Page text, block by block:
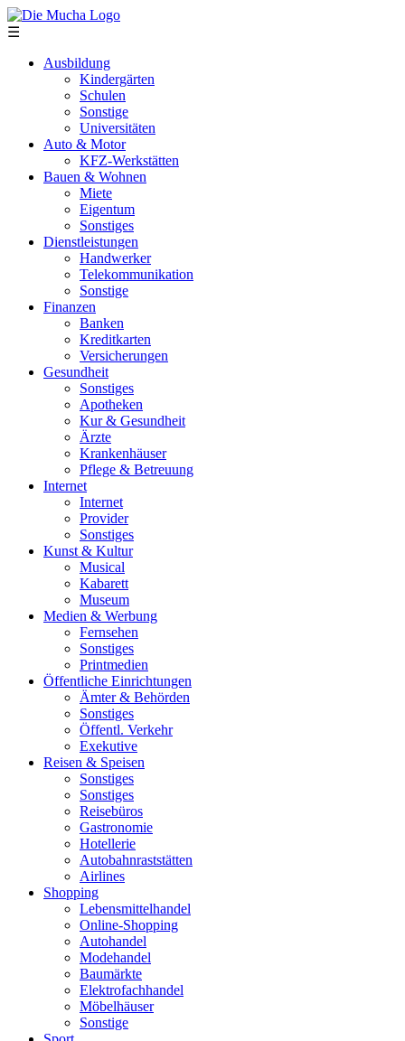
Direkt zum Inhalt
☰
Ausbildung
Kindergärten
Schulen
Sonstige
Universitäten
Auto & Motor
KFZ-Werkstätten
Bauen & Wohnen
Miete
Eigentum
Sonstiges
Dienstleistungen
Handwerker
Telekommunikation
Sonstige
Finanzen
Banken
Kreditkarten
Versicherungen
Gesundheit
Sonstiges
Apotheken
Kur & Gesundheit
Ärzte
Krankenhäuser
Pflege & Betreuung
Internet
Internet
Provider
Sonstiges
Kunst & Kultur
Musical
Kabarett
Museum
Medien & Werbung
Fernsehen
Sonstiges
Printmedien
Öffentliche Einrichtungen
Ämter & Behörden
Sonstiges
Öffentl. Verkehr
Exekutive
Reisen & Speisen
Sonstiges
Sonstiges
Reisebüros
Gastronomie
Hotellerie
Autobahnraststätten
Airlines
Shopping
Lebensmittelhandel
Online-Shopping
Autohandel
Modehandel
Baumärkte
Elektrofachhandel
Möbelhäuser
Sonstige